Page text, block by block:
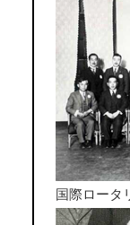
国際ロータ